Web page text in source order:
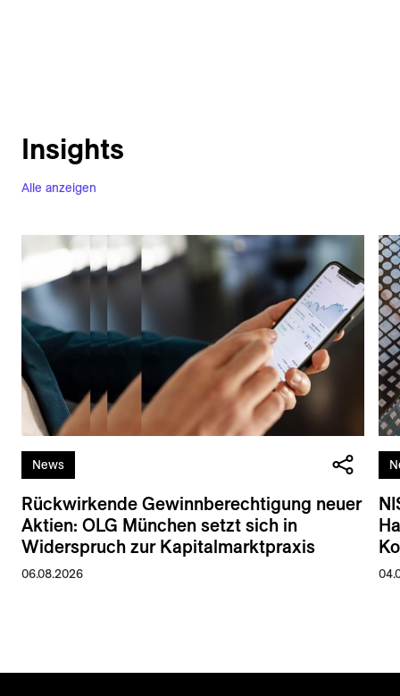
Alle anzeigen
Insights
News
Rückwirkende Gewinnberechtigung neuer
Aktien: OLG München setzt sich in
Widerspruch zur Kapitalmarktpraxis
06.08.2026